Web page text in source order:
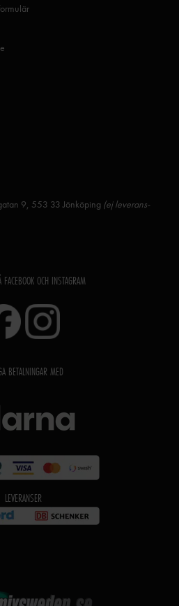
9, 553 33 Jönköping (ej leverans-
OCH INSTAGRAM
BETALNINGAR MED
LEVERANSER